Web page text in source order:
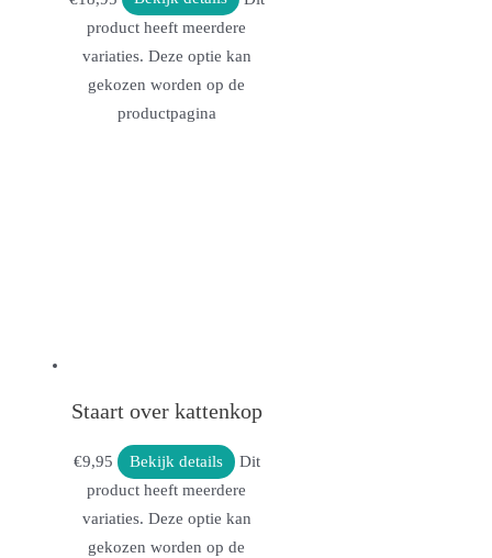
product heeft meerdere
variaties. Deze optie kan
gekozen worden op de
productpagina
Staart over kattenkop
€9,95 Bekijk details
Dit
product heeft meerdere
variaties. Deze optie kan
gekozen worden op de